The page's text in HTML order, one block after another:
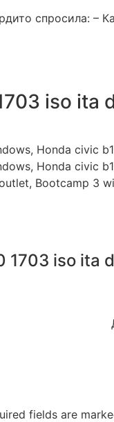
спросила: –
iso
Honda civic
Honda civic
Bootcamp 3
1703 iso ita
fields are